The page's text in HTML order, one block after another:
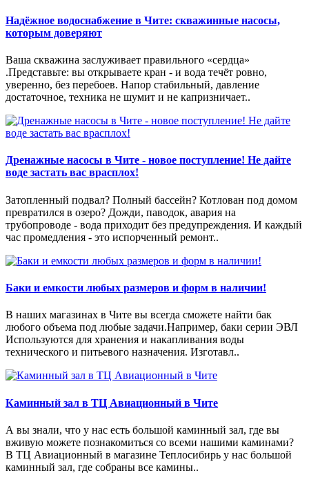
Надёжное водоснабжение в Чите: скважинные насосы,
которым доверяют
Ваша скважина заслуживает правильного «сердца»
.Представьте: вы открываете кран - и вода течёт ровно,
уверенно, без перебоев. Напор стабильный, давление
достаточное, техника не шумит и не капризничает..
Дренажные насосы в Чите - новое поступление! Не дайте
воде застать вас врасплох!
Затопленный подвал? Полный бассейн? Котлован под домом
превратился в озеро? Дожди, паводок, авария на
трубопроводе - вода приходит без предупреждения. И каждый
час промедления - это испорченный ремонт..
Баки и емкости любых размеров и форм в наличии!
В наших магазинах в Чите вы всегда сможете найти бак
любого объема под любые задачи.Например, баки серии ЭВЛ
Используются для хранения и накапливания воды
технического и питьевого назначения. Изготавл..
Каминный зал в ТЦ Авиационный в Чите
А вы знали, что у нас есть большой каминный зал, где вы
вживую можете познакомиться со всеми нашими каминами?
В ТЦ Авиационный в магазине Теплосибирь у нас большой
каминный зал, где собраны все камины..